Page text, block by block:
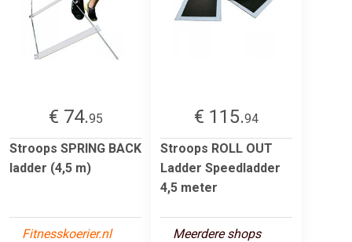
€ 74.95
Stroops SPRING BACK
ladder (4,5 m)
Fitnesskoerier.nl
€ 115.94
Stroops ROLL OUT
Ladder Speedladder
4,5 meter
Meerdere shops